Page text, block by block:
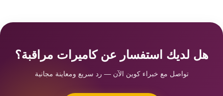
هل لديك استفسار عن كاميرات مراقبة؟
تواصل مع خبراء كوين الآن — رد سريع ومعاينة مجانية